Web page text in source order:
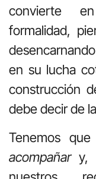
convierte
formalidad,
en su lucha
construcción
debe decir de
Tenemos
acompañary,